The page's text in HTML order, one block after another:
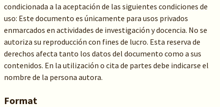
condicionada a la aceptación de las siguientes condiciones de
uso: Este documento es únicamente para usos privados
enmarcados en actividades de investigación y docencia. No se
autoriza su reproducción con fines de lucro. Esta reserva de
derechos afecta tanto los datos del documento como a sus
contenidos. En la utilización o cita de partes debe indicarse el
nombre de la persona autora.
Format